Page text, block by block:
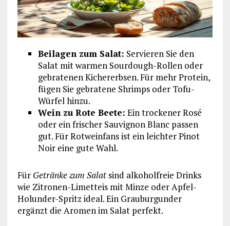
Beilagen zum Salat: Servieren Sie den
Salat mit warmen Sourdough-Rollen oder
gebratenen Kichererbsen. Für mehr Protein,
fügen Sie gebratene Shrimps oder Tofu-
Würfel hinzu.
Wein zu Rote Beete: Ein trockener Rosé
oder ein frischer Sauvignon Blanc passen
gut. Für Rotweinfans ist ein leichter Pinot
Noir eine gute Wahl.
Für Getränke zum Salatsind alkoholfreie Drinks
wie Zitronen-Limetteis mit Minze oder Apfel-
Holunder-Spritz ideal. Ein Grauburgunder
ergänzt die Aromen im Salat perfekt.